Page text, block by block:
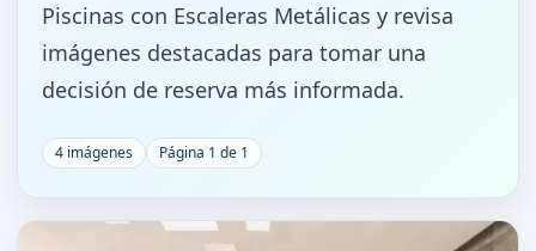
Piscinas con Escaleras Metálicas y revisa
imágenes destacadas para tomar una
decisión de reserva más informada.
4 imágenes Página 1 de 1